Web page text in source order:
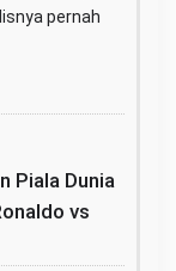
pernah
Piala Dunia
vs